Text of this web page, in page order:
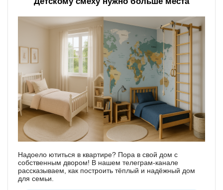
Надоело ютиться в квартире? Пора в свой дом с
собственным двором! В нашем телеграм-канале
рассказываем, как построить тёплый и надёжный дом
для семьи.